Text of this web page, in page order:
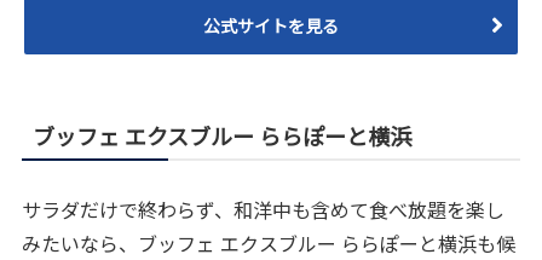
公式サイトを見る
ブッフェ エクスブルー ららぽーと横浜
サラダだけで終わらず、和洋中も含めて食べ放題を楽し
みたいなら、ブッフェ エクスブルー ららぽーと横浜も候